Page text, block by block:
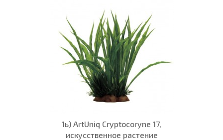
1ь) ArtUniq Cryptocoryne 17,
искусственное растение